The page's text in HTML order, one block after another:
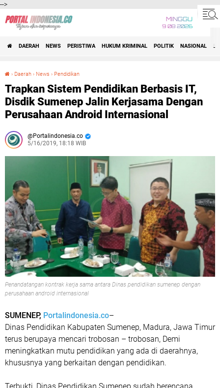
-->
MINGGU
9 08 2026
DAERAH NEWS PERISTIWA HUKUM KRIMINAL POLITIK NASIONAL
› Daerah › News › Pendidikan
Trapkan Sistem Pendidikan Berbasis IT,
Disdik Sumenep Jalin Kerjasama Dengan
Perusahaan Android Internasional
Portalindonesia.co
5/16/2019, 18:18 WIB
Penandatangan kontrak kerja sama antara Dinas pendidikan sumenep dengan
perusahaan android internasional
SUMENEP, Portalindonesia.co–
Dinas Pendidikan Kabupaten Sumenep, Madura, Jawa Timur
terus berupaya mencari trobosan – trobosan, Demi
meningkatkan mutu pendidikan yang ada di daerahnya,
khususnya yang berkaitan dengan pendidikan.